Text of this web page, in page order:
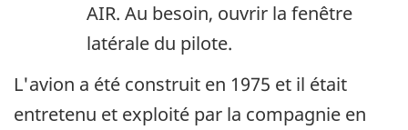
AIR. Au besoin, ouvrir la fenêtre
latérale du pilote.
L'avion a été construit en 1975 et il était
entretenu et exploité par la compagnie en